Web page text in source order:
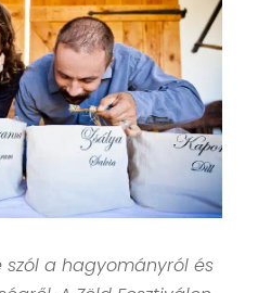
szól a hagyományról és